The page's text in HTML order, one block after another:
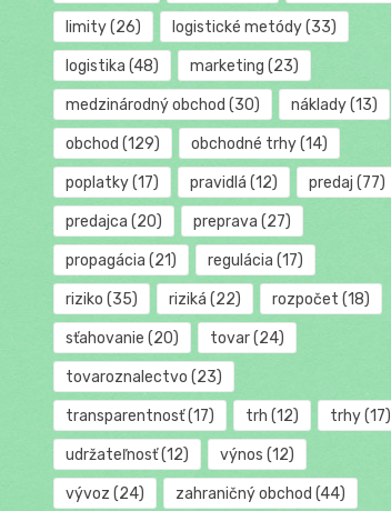
limity(26) logistické metódy(33)
logistika (48) marketing (23)
medzinárodný obchod (30) náklady(13)
obchod (129) obchodné trhy(14)
poplatky(17) pravidlá (12) predaj (77)
predajca (20) preprava (27)
propagácia (21) regulácia (17)
riziko (35) riziká (22) rozpočet (18)
sťahovanie (20) tovar(24)
tovaroznalectvo (23)
transparentnosť(17) trh (12) trhy(17)
udržateľnosť(12) výnos (12)
vývoz (24) zahraničný obchod (44)